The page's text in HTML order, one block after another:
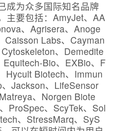
成为众多国际知名品牌
主要包括：AmyJet、AA
、Agrisera、Anoge
Caisson Labs、Cayman
、Demedite
Bio、EXBio、F
Hycult Biotech、Immun
Jackson、LifeSensor
、Norgen Biote
ProSpec、ScyTek、Sol
、StressMarq、SyS